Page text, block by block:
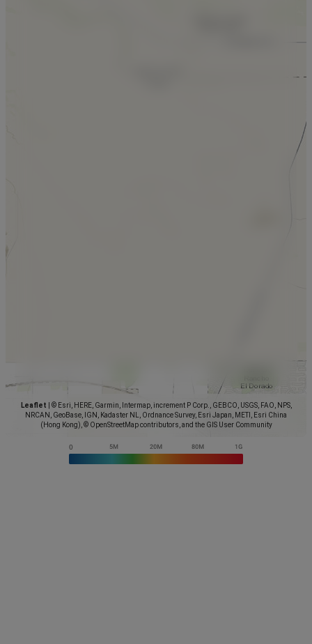
Leaflet
© Esri, HERE, Garmin, Intermap, increment P Corp., GEBCO, USGS, FAO, NPS,
NRCAN, GeoBase, IGN, Kadaster NL, Ordnance Survey, Esri Japan, METI, Esri China
(Hong Kong), © OpenStreetMap contributors, and the GIS User Community